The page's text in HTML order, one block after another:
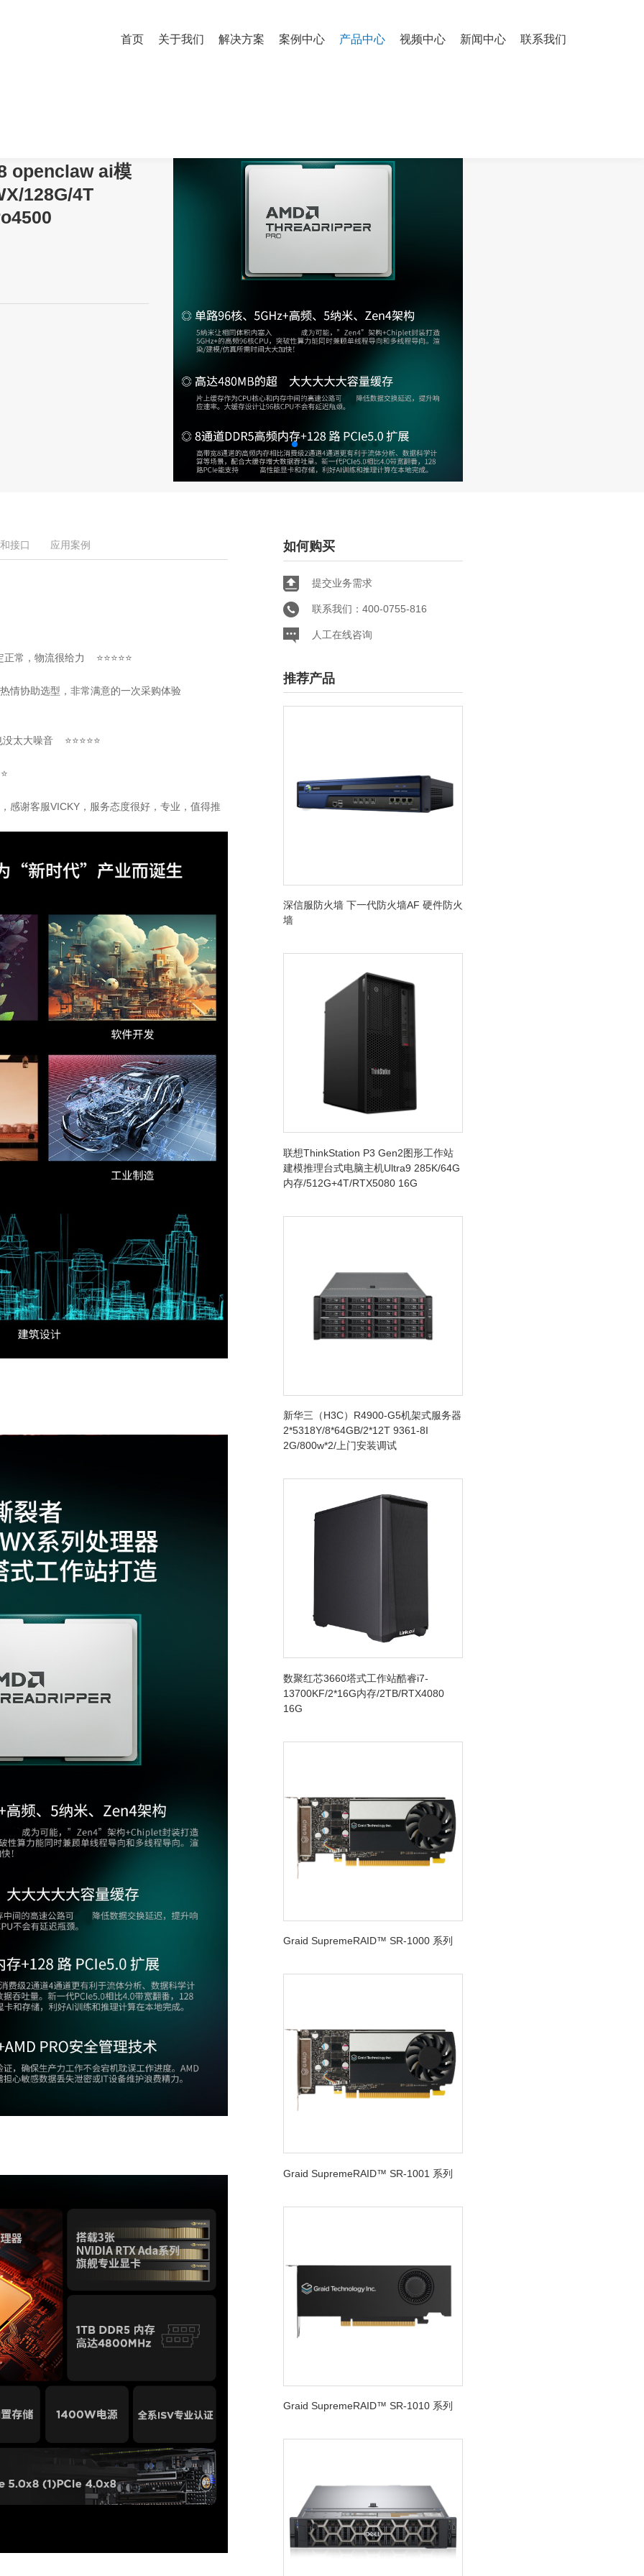
首页 关于我们 解决方案 案例中心 产品中心 视频中心 新闻中心 联系我们
openclaw ai模
128G/4T
接口 应用案例
常，物流很给力 ⭐⭐⭐⭐⭐
情协助选型，非常满意的一次采购体验
太大噪音 ⭐⭐⭐⭐⭐
谢客服VICKY，服务态度很好，专业，值得推
如何购买
提交业务需求
联系我们：400-0755-816
人工在线咨询
推荐产品
深信服防火墙 下一代防火墙AF 硬件防火
墙
联想ThinkStation P3 Gen2图形工作站
建模推理台式电脑主机Ultra9 285K/64G
内存/512G+4T/RTX5080 16G
新华三（H3C）R4900-G5机架式服务器
2*5318Y/8*64GB/2*12T 9361-8I
2G/800w*2/上门安装调试
数聚红芯3660塔式工作站酷睿i7-
13700KF/2*16G内存/2TB/RTX4080
16G
Graid SupremeRAID™ SR-1000 系列
Graid SupremeRAID™ SR-1001 系列
Graid SupremeRAID™ SR-1010 系列